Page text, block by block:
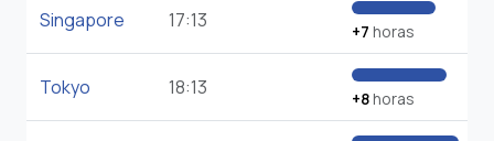
Singapore 17:13 +7 horas
Tokyo 18:13 +8horas